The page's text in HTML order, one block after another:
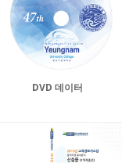
DVD 데이터